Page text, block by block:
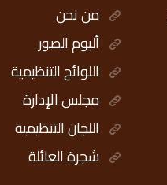
من نحن
ألبوم الصور
اللوائح التنظيمية
مجلس الإدارة
اللجان التنظيمية
شجرة العائلة